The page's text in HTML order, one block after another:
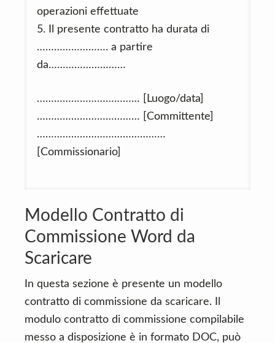
operazioni effettuate
5. Il presente contratto ha durata di
……………………. a partire
da………………………
……………………………… [Luogo/data]
……………………………… [Committente]
………………………………………
[Commissionario]
Modello Contratto di
Commissione Word da
Scaricare
In questa sezione è presente un modello
contratto di commissione da scaricare. Il
modulo contratto di commissione compilabile
messo a disposizione è in formato DOC, può